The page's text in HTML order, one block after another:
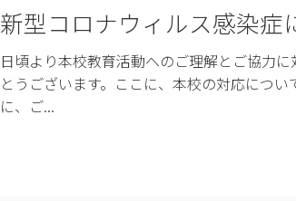
新型コロナウィルス感染
日頃より本校教育活動へのご理解とご協力
とうございます。ここに、本校の対応につ
に、ご...